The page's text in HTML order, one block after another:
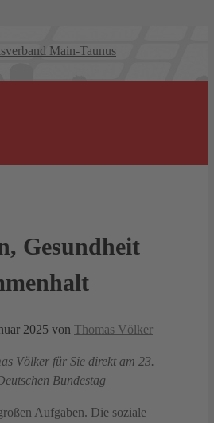
Gesundheit
2025 von Thomas Völker
Völker für Sie direkt am 23.
Bundestag
Aufgaben. Die soziale